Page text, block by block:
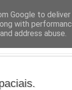
Google to
with
address abuse.